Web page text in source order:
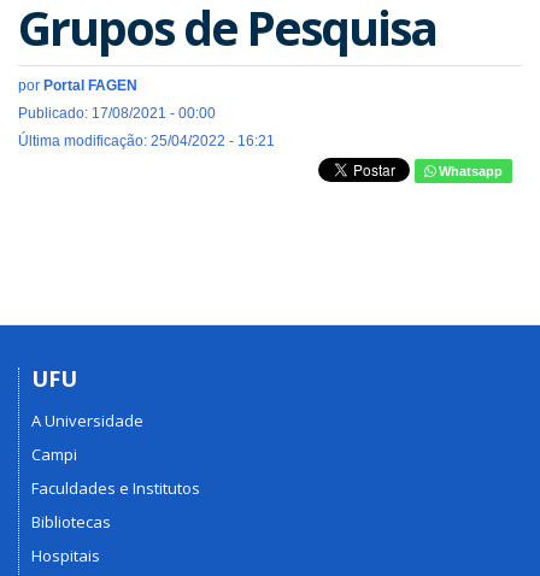
Grupos de Pesquisa
por Portal FAGEN
Publicado: 17/08/2021 - 00:00
Última modificação: 25/04/2022 - 16:21
Whatsapp
UFU
A Universidade
Campi
Faculdades e Institutos
Bibliotecas
Hospitais